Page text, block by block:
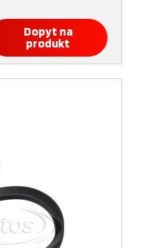
Dopyt na
produkt